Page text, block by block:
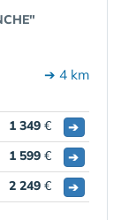
➔ 4 km
1 349 €
➔
1 599 €
➔
2 249 € ➔